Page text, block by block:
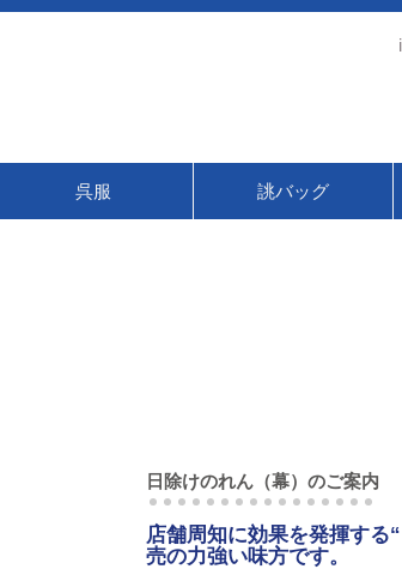
呉服 誂バッグ
日除けのれん（幕）のご案内
店舗周知に効果を発揮する
売の力強い味方です。